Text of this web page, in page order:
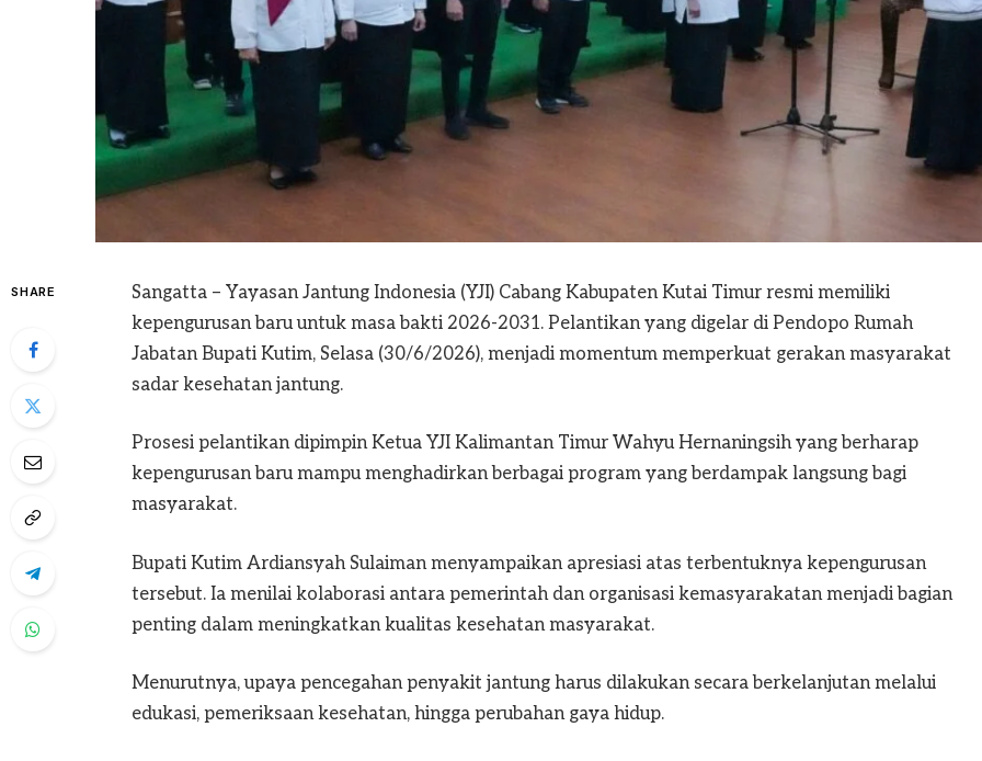
SHARE
Sangatta – Yayasan Jantung Indonesia (YJI) Cabang Kabupaten Kutai Timur resmi memiliki
kepengurusan baru untuk masa bakti 2026-2031. Pelantikan yang digelar di Pendopo Rumah
Jabatan Bupati Kutim, Selasa (30/6/2026), menjadi momentum memperkuat gerakan masyarakat
sadar kesehatan jantung.
Prosesi pelantikan dipimpin Ketua YJI Kalimantan Timur Wahyu Hernaningsih yang berharap
kepengurusan baru mampu menghadirkan berbagai program yang berdampak langsung bagi
masyarakat.
Bupati Kutim Ardiansyah Sulaiman menyampaikan apresiasi atas terbentuknya kepengurusan
tersebut. Ia menilai kolaborasi antara pemerintah dan organisasi kemasyarakatan menjadi bagian
penting dalam meningkatkan kualitas kesehatan masyarakat.
Menurutnya, upaya pencegahan penyakit jantung harus dilakukan secara berkelanjutan melalui
edukasi, pemeriksaan kesehatan, hingga perubahan gaya hidup.